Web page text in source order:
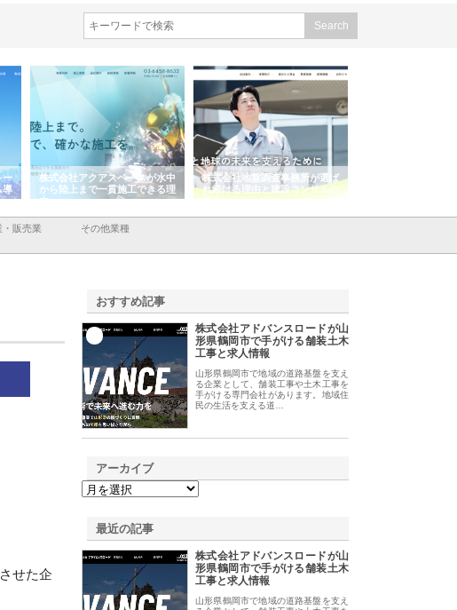
ー
導
株式会社アクアスペースが水中
から陸上まで一貫施工できる理
由
株式会社地盤調査事務所が選ば
れ続ける理由と建設コンサルの
強み
・販売業 その他業種
せた企
おすすめ記事
株式会社アドバンスロードが山
形県鶴岡市で手がける舗装土木
工事と求人情報
山形県鶴岡市で地域の道路基盤を支え
る企業として、舗装工事や土木工事を
手がける専門会社があります。地域住
民の生活を支える道…
アーカイブ
最近の記事
株式会社アドバンスロードが山
形県鶴岡市で手がける舗装土木
工事と求人情報
山形県鶴岡市で地域の道路基盤を支え